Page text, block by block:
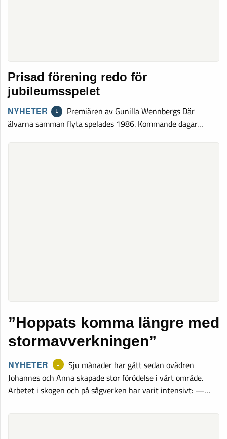
Prisad förening redo för
jubileumsspelet
NYHETER
Premiären av Gunilla Wennbergs Där
älvarna samman flyta spelades 1986. Kommande dagar…
”Hoppats komma längre med
stormavverkningen”
NYHETER
Sju månader har gått sedan ovädren
Johannes och Anna skapade stor förödelse i vårt område.
Arbetet i skogen och på sågverken har varit intensivt: —…